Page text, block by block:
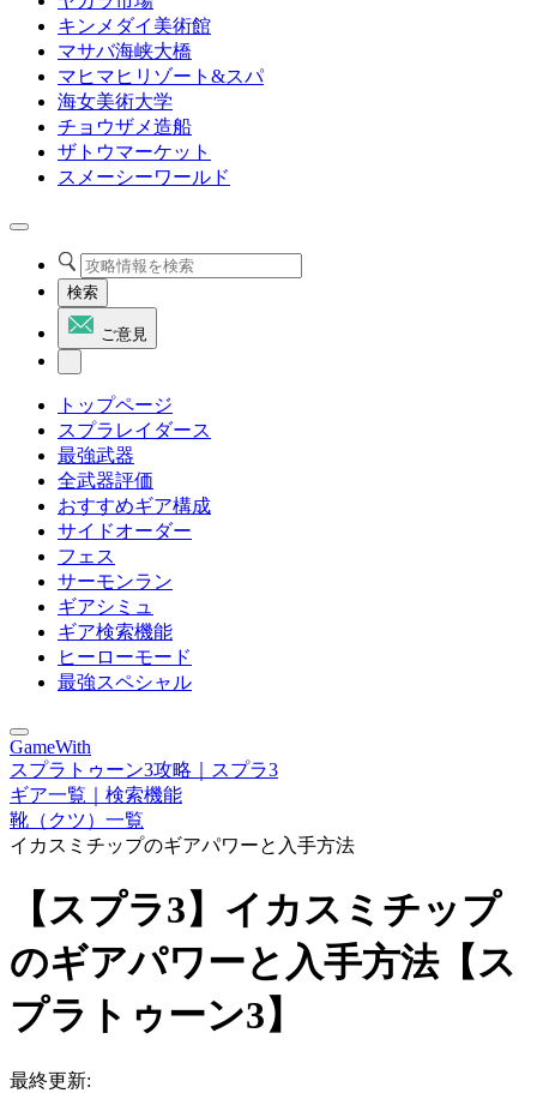
キンメダイ美術館
マサバ海峡大橋
マヒマヒリゾート&スパ
海女美術大学
チョウザメ造船
ザトウマーケット
スメーシーワールド
検索
ご意見
トップページ
スプラレイダース
最強武器
全武器評価
おすすめギア構成
サイドオーダー
フェス
サーモンラン
ギアシミュ
ギア検索機能
ヒーローモード
最強スペシャル
GameWith
スプラトゥーン3攻略｜スプラ3
ギア一覧｜検索機能
靴（クツ）一覧
イカスミチップのギアパワーと入手方法
【スプラ3】イカスミチップ
のギアパワーと入手方法【ス
プラトゥーン3】
最終更新: